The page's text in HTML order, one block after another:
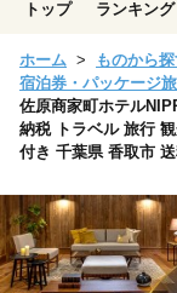
トップ ランキング
ホーム ものから
宿泊券・パッケージ
佐原商家町ホテル
納税 トラベル 旅行
付き 千葉県 香取市